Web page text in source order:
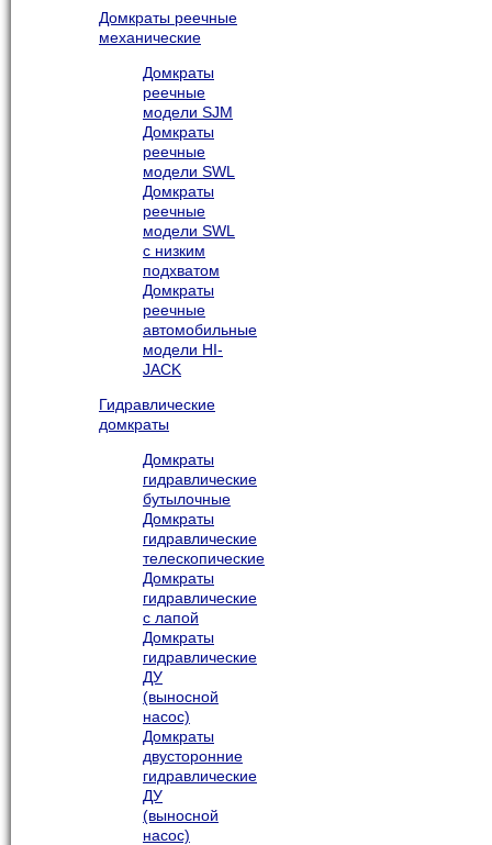
Домкраты реечные
механические
Домкраты
реечные
модели SJM
Домкраты
реечные
модели SWL
Домкраты
реечные
модели SWL
с низким
подхватом
Домкраты
реечные
автомобильные
модели HI-
JACK
Гидравлические
домкраты
Домкраты
гидравлические
бутылочные
Домкраты
гидравлические
телескопические
Домкраты
гидравлические
с лапой
Домкраты
гидравлические
ДУ
(выносной
насос)
Домкраты
двусторонние
гидравлические
ДУ
(выносной
насос)